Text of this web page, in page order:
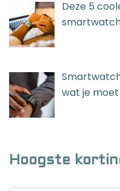
Deze 5
wat je
Hoogste